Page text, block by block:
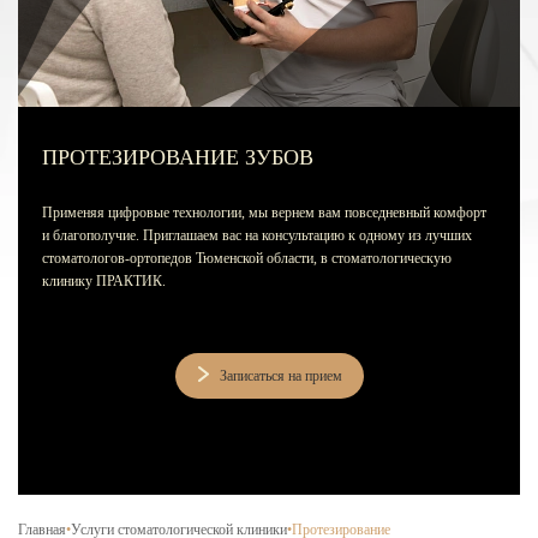
Лечение пульпита и периодонтита
Лечение пародонтита
Металлические брекеты
Установка брекетов
ПРОТЕЗИРОВАНИЕ ЗУБОВ
Применяя цифровые технологии, мы вернем вам повседневный комфорт
и благополучие. Приглашаем вас на консультацию к одному из лучших
стоматологов-ортопедов Тюменской области, в стоматологическую
клинику ПРАКТИК.
Записаться на прием
Главная•Услуги стоматологической клиники•Протезирование